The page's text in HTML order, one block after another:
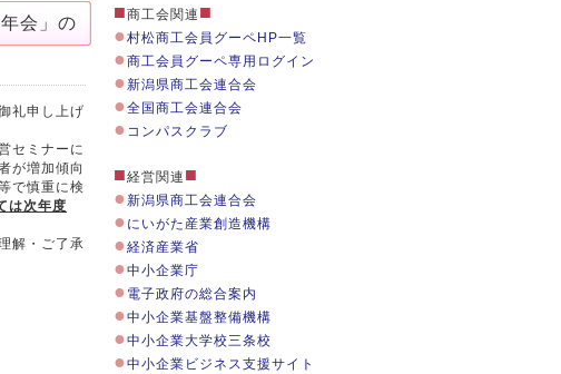
■商工会関連 ■
●村松商工会員グーペHP一覧
●商工会員グーペ専用ログイン
●新潟県商工会連合会
●全国商工会連合会
● コンパスクラブ
■経営関連 ■
●新潟県商工会連合会
● にいがた産業創造機構
●経済産業省
●中小企業庁
● 電子政府の総合案内
●中小企業基盤整備機構
●中小企業大学校三条校
●中小企業ビジネス支援サイト
会」の
礼申し上げ
セミナーに
が増加傾向
で慎重に検
は次年度
解・ご了承